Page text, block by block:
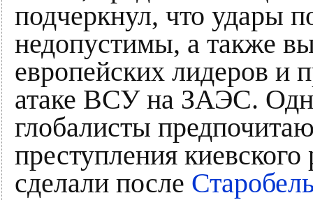
подчеркнул, что удары
недопустимы, а также
европейских лидеров и
атаке ВСУ на ЗАЭС.
глобалисты
преступления
сделали после